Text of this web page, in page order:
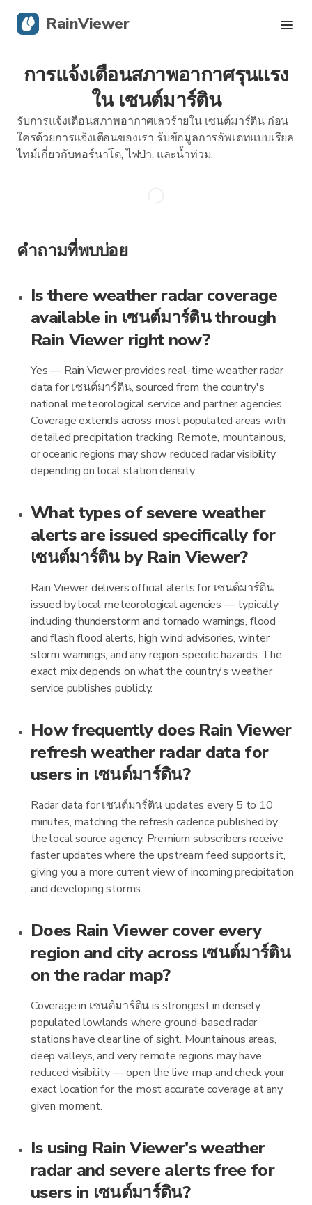
การแจ้งเตือนสภาพอากาศรุนแรง
ใน เซนต์มาร์ติน
รับการแจ้งเตือนสภาพอากาศเลวร้ายใน เซนต์มาร์ติน ก่อน
ใครด้วยการแจ้งเตือนของเรา รับข้อมูลการอัพเดทแบบเรียล
ไทม์เกี่ยวกับทอร์นาโด, ไฟป่า, และน้ำท่วม.
คำถามที่พบบ่อย
Is there weather radar coverage
available in เซนต์มาร์ติน through
Rain Viewer right now?
Yes — Rain Viewer provides real-time weather radar
data for เซนต์มาร์ติน, sourced from the country's
national meteorological service and partner agencies.
Coverage extends across most populated areas with
detailed precipitation tracking. Remote, mountainous,
or oceanic regions may show reduced radar visibility
depending on local station density.
What types of severe weather
alerts are issued specifically for
เซนต์มาร์ติน by Rain Viewer?
Rain Viewer delivers official alerts for เซนต์มาร์ติน
issued by local meteorological agencies — typically
including thunderstorm and tornado warnings, flood
and flash flood alerts, high wind advisories, winter
storm warnings, and any region-specific hazards. The
exact mix depends on what the country's weather
service publishes publicly.
How frequently does Rain Viewer
refresh weather radar data for
users in เซนต์มาร์ติน?
Radar data for เซนต์มาร์ติน updates every 5 to 10
minutes, matching the refresh cadence published by
the local source agency. Premium subscribers receive
faster updates where the upstream feed supports it,
giving you a more current view of incoming precipitation
and developing storms.
Does Rain Viewer cover every
region and city across เซนต์มาร์ติน
on the radar map?
Coverage in เซนต์มาร์ติน is strongest in densely
populated lowlands where ground-based radar
stations have clear line of sight. Mountainous areas,
deep valleys, and very remote regions may have
reduced visibility — open the live map and check your
exact location for the most accurate coverage at any
given moment.
Is using Rain Viewer's weather
radar and severe alerts free for
users in เซนต์มาร์ติน?
RainViewer
เรดาร์สด
การติดตามพายุเฮอริเคน
การแจ้งเตือนรุนแรง